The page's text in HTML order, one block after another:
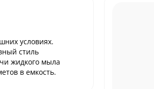
условиях.
стиль
жидкого мыла
в емкость.